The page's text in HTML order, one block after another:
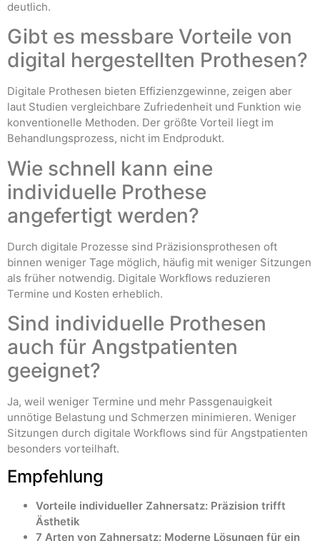
deutlich.
Gibt es messbare Vorteile von
digital hergestellten Prothesen?
Digitale Prothesen bieten Effizienzgewinne, zeigen aber
laut Studien vergleichbare Zufriedenheit und Funktion wie
konventionelle Methoden. Der größte Vorteil liegt im
Behandlungsprozess, nicht im Endprodukt.
Wie schnell kann eine
individuelle Prothese
angefertigt werden?
Durch digitale Prozesse sind Präzisionsprothesen oft
binnen weniger Tage möglich, häufig mit weniger Sitzungen
als früher notwendig. Digitale Workflows reduzieren
Termine und Kosten erheblich.
Sind individuelle Prothesen
auch für Angstpatienten
geeignet?
Ja, weil weniger Termine und mehr Passgenauigkeit
unnötige Belastung und Schmerzen minimieren. Weniger
Sitzungen durch digitale Workflows sind für Angstpatienten
besonders vorteilhaft.
Empfehlung
Vorteile individueller Zahnersatz: Präzision trifft
Ästhetik
7 Arten von Zahnersatz: Moderne Lösungen für ein